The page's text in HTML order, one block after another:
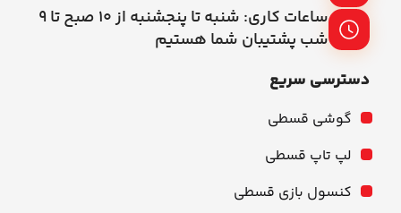
ساعات کاری: شنبه تا پنجشنبه از ۱۰ صبح تا ۹
شب پشتیبان شما هستیم
دسترسی سریع
گوشی قسطی
لپ تاپ قسطی
کنسول بازی قسطی